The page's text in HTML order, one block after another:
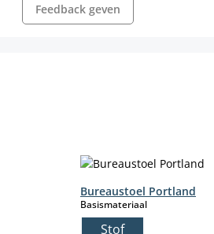
Feedback geven
Bureaustoel Portland
Basismateriaalselect
Stof